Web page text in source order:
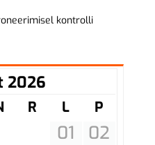
kontrolli
2026
R L P
01
02